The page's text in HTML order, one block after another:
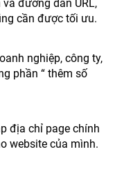
đường dẫn URL,
cần được tối ưu.
nghiệp, công ty,
phần “ thêm số
địa chỉ page chính
website của mình.